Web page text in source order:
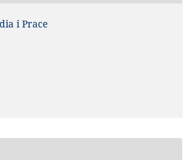
i Prace